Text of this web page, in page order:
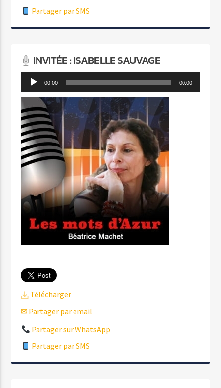
Partager par SMS
INVITÉE : ISABELLE SAUVAGE
Lecteur
audio
00:00 00:00
Télécharger
✉ Partager par email
Partager sur WhatsApp
Partager par SMS